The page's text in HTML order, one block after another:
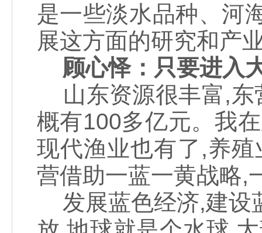
是一些淡水品种、河
展这方面的研究和产
顾心怿：只要进入
山东资源很丰富,东
概有100多亿元。我
现代渔业也有了,养
营借助一蓝一黄战略,
发展蓝色经济,建设